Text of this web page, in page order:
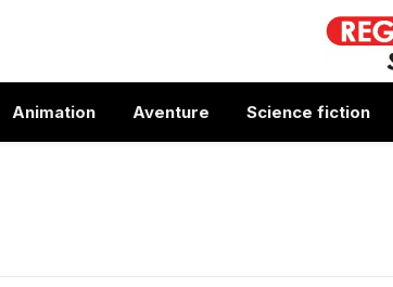
Animation Aventure Science fiction